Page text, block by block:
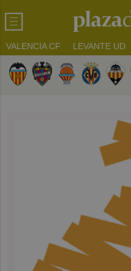
VALENCIA CF LEVANTE UD